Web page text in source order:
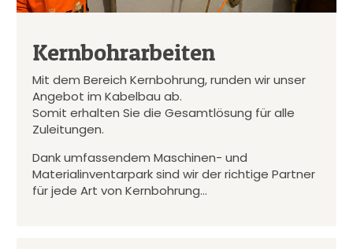
Kernbohrarbeiten
Mit dem Bereich Kernbohrung, runden wir unser
Angebot im Kabelbau ab.
Somit erhalten Sie die Gesamtlösung für alle
Zuleitungen.
Dank umfassendem Maschinen- und
Materialinventarpark sind wir der richtige Partner
für jede Art von Kernbohrung…